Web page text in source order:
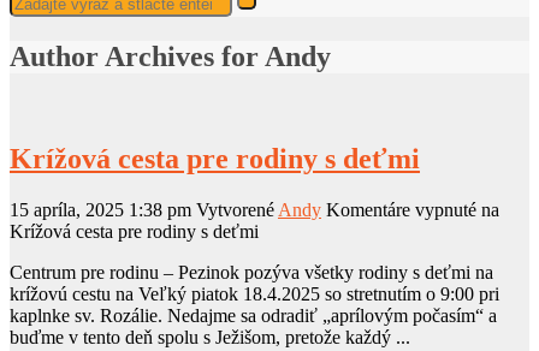
Author Archives for Andy
Krížová cesta pre rodiny s deťmi
15 apríla, 2025 1:38 pm Vytvorené Andy Komentáre vypnuté na
Krížová cesta pre rodiny s deťmi
Centrum pre rodinu – Pezinok pozýva všetky rodiny s deťmi na
krížovú cestu na Veľký piatok 18.4.2025 so stretnutím o 9:00 pri
kaplnke sv. Rozálie. Nedajme sa odradiť „aprílovým počasím“ a
buďme v tento deň spolu s Ježišom, pretože každý ...